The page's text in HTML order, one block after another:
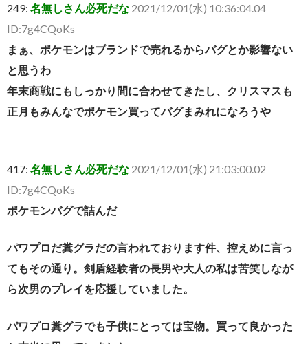
249: 名無しさん必死だな 2021/12/01(水) 10:36:04.04
ID:7g4CQoKs
まぁ、ポケモンはブランドで売れるからバグとか影響ない
と思うわ
年末商戦にもしっかり間に合わせてきたし、クリスマスも
正月もみんなでポケモン買ってバグまみれになろうや
417: 名無しさん必死だな 2021/12/01(水) 21:03:00.02
ID:7g4CQoKs
ポケモンバグで詰んだ
パワプロだ糞グラだの言われております件、控えめに言っ
てもその通り。剣盾経験者の長男や大人の私は苦笑しなが
ら次男のプレイを応援していました。
パワプロ糞グラでも子供にとっては宝物。買って良かった